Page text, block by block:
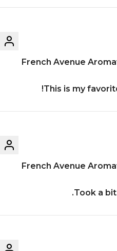
French Avenue
This is my
French Avenue
Took a